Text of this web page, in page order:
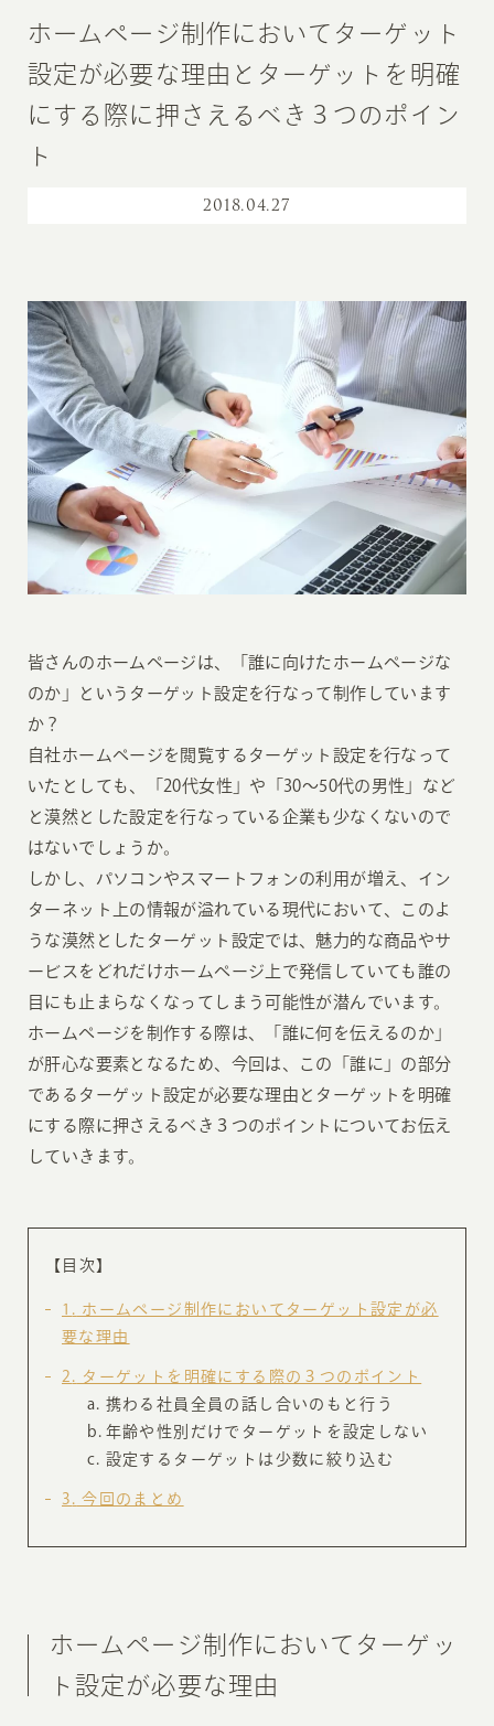
ホームページ制作においてターゲット
設定が必要な理由とターゲットを明確
にする際に押さえるべき３つのポイン
ト
2018.04.27
皆さんのホームページは、「誰に向けたホームページな
のか」というターゲット設定を行なって制作しています
か？
自社ホームページを閲覧するターゲット設定を行なって
いたとしても、「20代女性」や「30〜50代の男性」など
と漠然とした設定を行なっている企業も少なくないので
はないでしょうか。
しかし、パソコンやスマートフォンの利用が増え、イン
ターネット上の情報が溢れている現代において、このよ
うな漠然としたターゲット設定では、魅力的な商品やサ
ービスをどれだけホームページ上で発信していても誰の
目にも止まらなくなってしまう可能性が潜んでいます。
ホームページを制作する際は、「誰に何を伝えるのか」
が肝心な要素となるため、今回は、この「誰に」の部分
であるターゲット設定が必要な理由とターゲットを明確
にする際に押さえるべき３つのポイントについてお伝え
していきます。
【目次】
1
ホームページ制作においてターゲット設定が必
要な理由
2
ターゲットを明確にする際の３つのポイント
携わる社員全員の話し合いのもと行う
年齢や性別だけでターゲットを設定しない
設定するターゲットは少数に絞り込む
3 今回のまとめ
ホームページ制作においてターゲッ
ト設定が必要な理由